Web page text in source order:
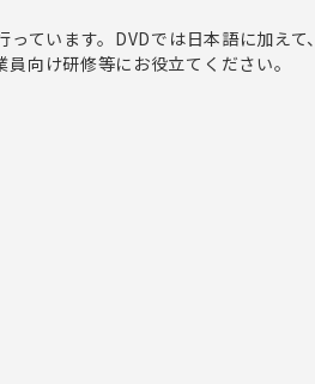
ています。DVDでは日本語に加えて、
向け研修等にお役立てください。